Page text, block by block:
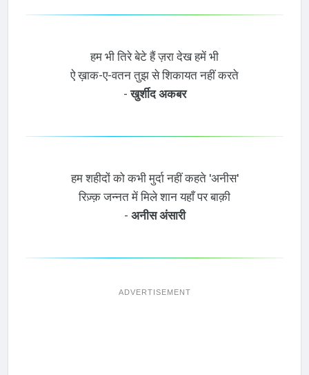
हम भी तिरे बेटे हैं ज़रा देख हमें भी
ऐ ख़ाक-ए-वतन तुझ से शिकायत नहीं करते
-खुर्शीद अकबर
हम शहीदों को कभी मुर्दा नहीं कहते 'अनीस'
रिज़्क़ जन्नत में मिले शान यहाँ पर बाक़ी
- अनीस अंसारी
ADVERTISEMENT